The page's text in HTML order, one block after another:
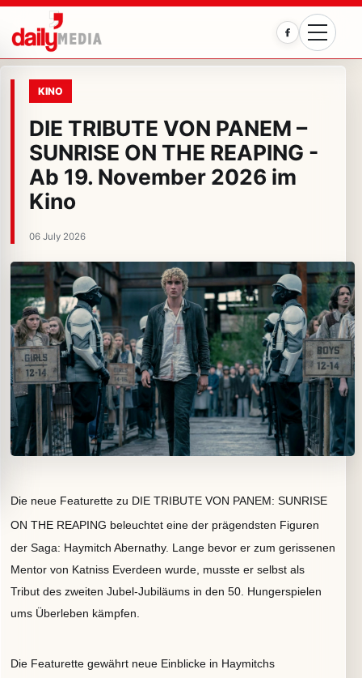
Facebook
KINO
DIE TRIBUTE VON PANEM –
SUNRISE ON THE REAPING -
Ab 19. November 2026 im
Kino
06 July 2026
Die neue Featurette zu DIE TRIBUTE VON PANEM: SUNRISE
ON THE REAPING beleuchtet eine der prägendsten Figuren
der Saga: Haymitch Abernathy. Lange bevor er zum gerissenen
Mentor von Katniss Everdeen wurde, musste er selbst als
Tribut des zweiten Jubel-Jubiläums in den 50. Hungerspielen
ums Überleben kämpfen.
Die Featurette gewährt neue Einblicke in Haymitchs